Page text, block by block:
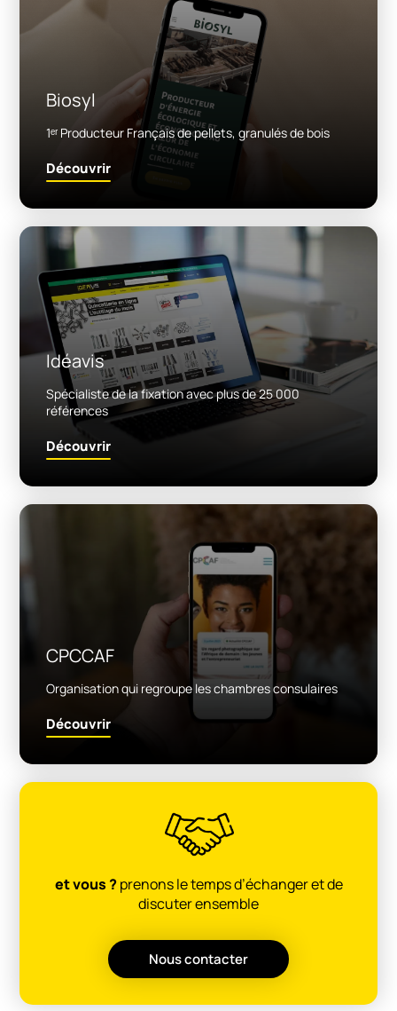
Biosyl
1ᵉʳ Producteur Français de pellets, granulés de bois
Découvrir
Idéavis
Spécialiste de la fixation avec plus de 25 000
références
Découvrir
CPCCAF
Organisation qui regroupe les chambres consulaires
Découvrir
et vous ?prenons le temps d’échanger et de
discuter ensemble
Nous contacter